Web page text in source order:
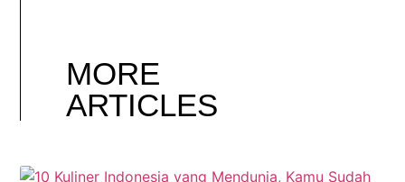
MORE
ARTICLES